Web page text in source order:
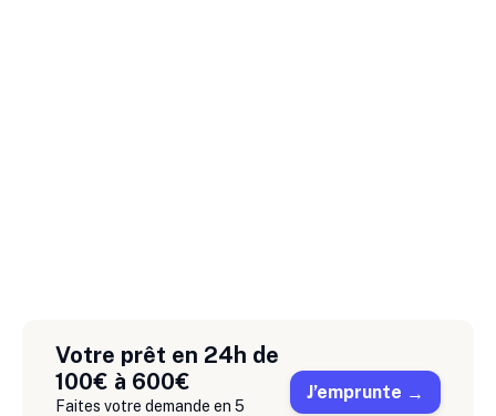
Votre prêt en 24h de
100€ à 600€
Faites votre demande en 5
J’emprunte